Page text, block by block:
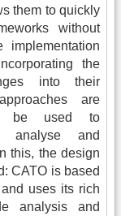
them to quickly
without
the
into their
are
be used to
analyse and
this, the design
CATO is based
uses its rich
analysis and